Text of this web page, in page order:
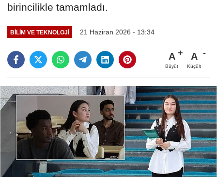
birincilikle tamamladı.
BİLİM VE TEKNOLOJİ 21 Haziran 2026 - 13:34
A
Büyüt
A
Küçült